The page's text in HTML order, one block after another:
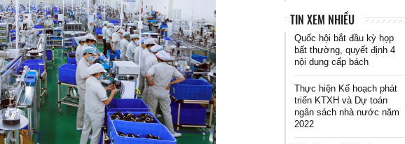
TIN XEM NHIỀU
Quốc hội bắt đầu kỳ họp
bất thường, quyết định 4
nội dung cấp bách
Thực hiện Kế hoạch phát
triển KTXH và Dự toán
ngân sách nhà nước năm
2022